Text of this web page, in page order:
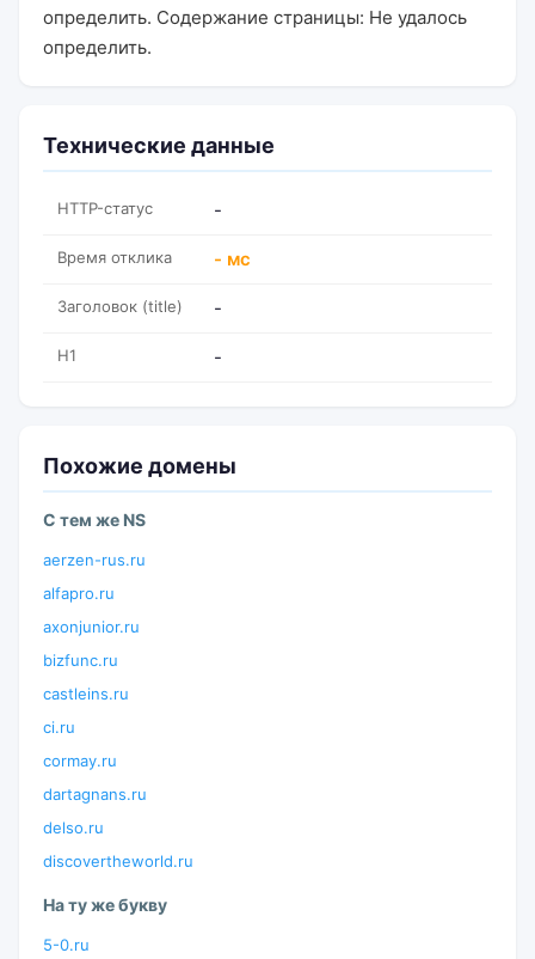
определить. Содержание страницы: Не удалось
определить.
Технические данные
HTTP-статус -
Время отклика - мс
Заголовок (title) -
H1 -
Похожие домены
С тем же NS
aerzen-rus.ru
alfapro.ru
axonjunior.ru
bizfunc.ru
castleins.ru
ci.ru
cormay.ru
dartagnans.ru
delso.ru
discovertheworld.ru
На ту же букву
5-0.ru